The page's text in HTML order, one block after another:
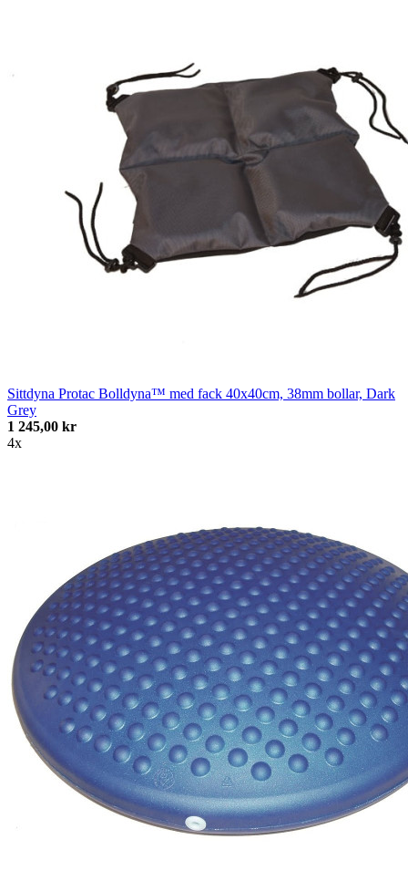
Sittdyna Protac Bolldyna™ med fack 40x40cm, 38mm bollar, Dark
Grey
1 245,00 kr
4x